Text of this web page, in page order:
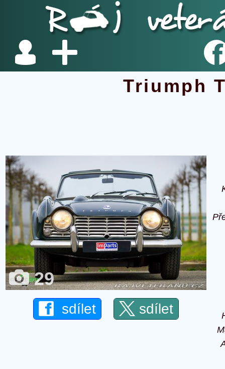
Triumph
29
sdílet sdílet